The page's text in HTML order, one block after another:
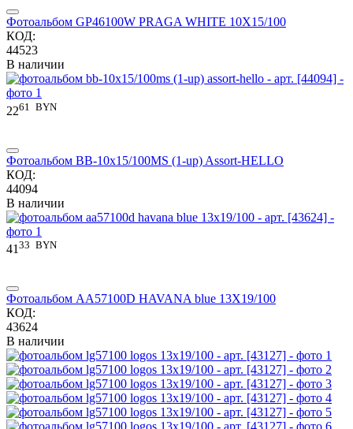
Фотоальбом GP46100W PRAGA WHITE 10X15/100
КОД:
44523
В наличии
2261 BYN
Фотоальбом BB-10x15/100MS (1-up) Assort-HELLO
КОД:
44094
В наличии
41 33 BYN
Фотоальбом AA57100D HAVANA blue 13X19/100
КОД:
43624
В наличии